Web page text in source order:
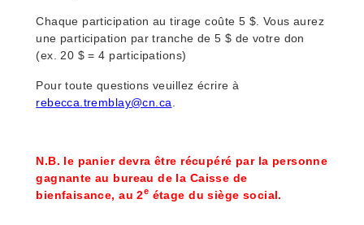
Chaque participation au tirage coûte 5 $. Vous aurez
une participation par tranche de 5 $ de votre don
(ex. 20 $ = 4 participations)
Pour toute questions veuillez écrire à
rebecca.tremblay@cn.ca
N.B. le panier devra être récupéré par la personne
gagnante au bureau de la Caisse de
bienfaisance, au 2e étage du siège social.